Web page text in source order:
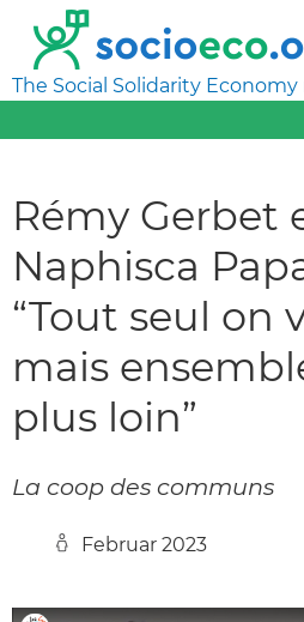
The Social Solidarity
Rémy Gerbet
Naphisca
“Tout seul on
mais
plus loin”
La coop des communs
Februar 2023